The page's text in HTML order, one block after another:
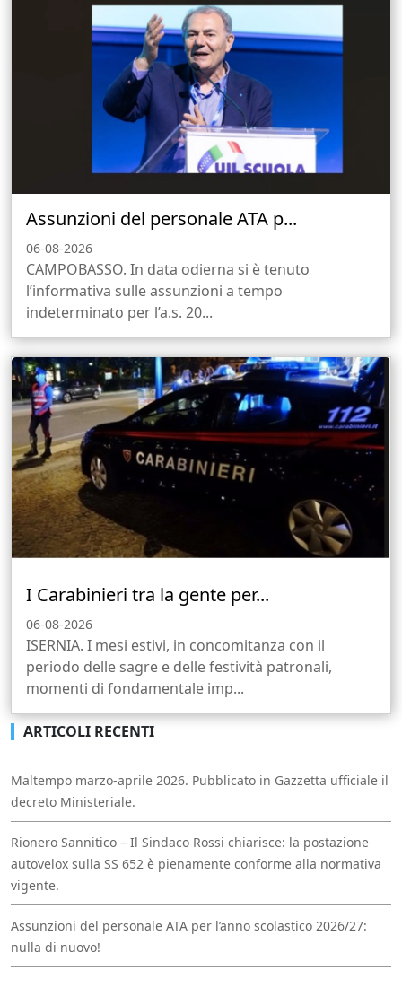
Assunzioni del personale ATA p...
06-08-2026
CAMPOBASSO. In data odierna si è tenuto
l’informativa sulle assunzioni a tempo
indeterminato per l’a.s. 20...
I Carabinieri tra la gente per...
06-08-2026
ISERNIA. I mesi estivi, in concomitanza con il
periodo delle sagre e delle festività patronali,
momenti di fondamentale imp...
ARTICOLI RECENTI
Maltempo marzo-aprile 2026. Pubblicato in Gazzetta ufficiale il
decreto Ministeriale.
Rionero Sannitico – Il Sindaco Rossi chiarisce: la postazione
autovelox sulla SS 652 è pienamente conforme alla normativa
vigente.
Assunzioni del personale ATA per l’anno scolastico 2026/27:
nulla di nuovo!